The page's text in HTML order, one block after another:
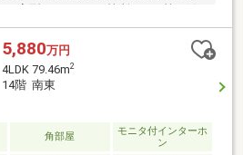
LD・浴室・バルコニーから琵琶湖を
よる)・びわ湖大花火大会観覧可(季
)・ゲストルーム等の共用施設有(一
飼育可(規約有)・24時間ゴミ出し可▼
・浴室1822サイズ・2ボウル洗面
乾燥機・スロップシンク■ ご希望の
手伝いします ━━━━━・・・物件の
気軽にお問い合わせください。
5,880万円
4LDK 79.46m2
14階 南東
角部屋
モニタ付インターホ
ン